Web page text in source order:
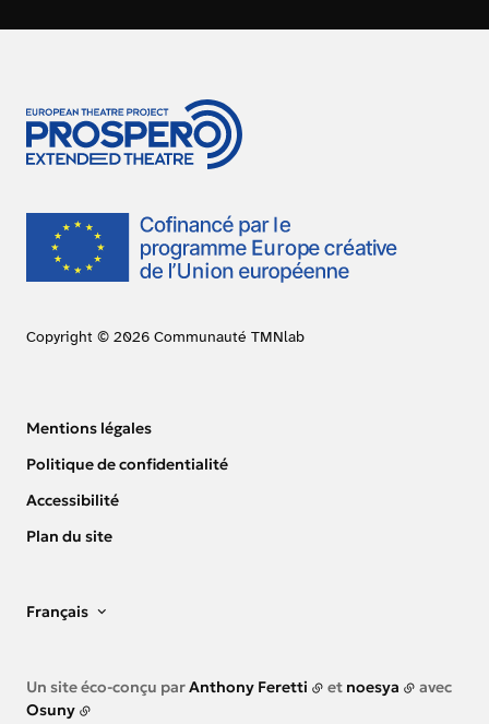
Copyright © 2026 Communauté TMNlab
Mentions légales
Politique de confidentialité
Accessibilité
Plan du site
Français
Un site éco-conçu parAnthony Feretti et noesya
avec
Osuny